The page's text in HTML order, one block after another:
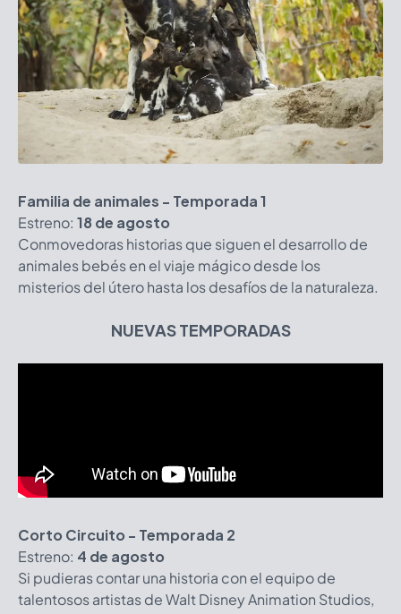
Familia de animales - Temporada 1
Estreno: 18 de agosto
Conmovedoras historias que siguen el desarrollo de
animales bebés en el viaje mágico desde los
misterios del útero hasta los desafíos de la naturaleza.
NUEVAS TEMPORADAS
Corto Circuito - Temporada 2
Estreno: 4 de agosto
Si pudieras contar una historia con el equipo de
talentosos artistas de Walt Disney Animation Studios,